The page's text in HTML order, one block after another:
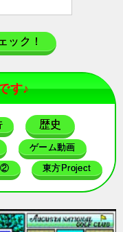
ック！
す♪
歴史
ゲーム動画
② 東方Project